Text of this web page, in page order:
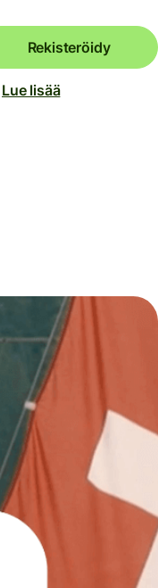
Rekisteröidy
Lue lisää